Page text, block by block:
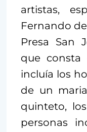
artistas,
Fernando
Presa San
que consta
incluía los
de un
quinteto,
personas